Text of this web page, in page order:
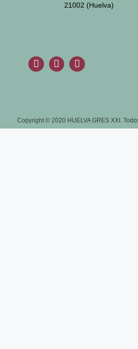
21002 (Huelva)
Copyright © 2020 HUELVA GRES XXI.